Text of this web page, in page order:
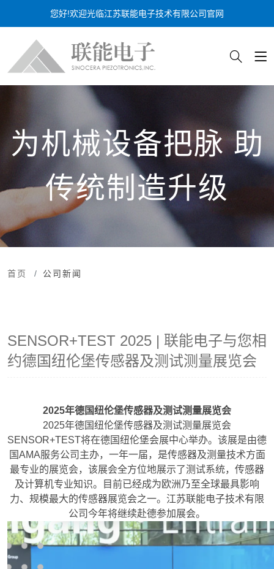
您好!欢迎光临江苏联能电子技术有限公司官网
为机械设备把脉 助
传统制造升级
首页 公司新闻
SENSOR+TEST 2025 | 联能电子与您相
约德国纽伦堡传感器及测试测量展览会
2025年德国纽伦堡传感器及测试测量展览会
2025年德国纽伦堡传感器及测试测量展览会
SENSOR+TEST将在德国纽伦堡会展中心举办。该展是由德
国AMA服务公司主办，一年一届，是传感器及测量技术方面
最专业的展览会，该展会全方位地展示了测试系统，传感器
及计算机专业知识。目前已经成为欧洲乃至全球最具影响
力、规模最大的传感器展览会之一。江苏联能电子技术有限
公司今年将继续赴德参加展会。